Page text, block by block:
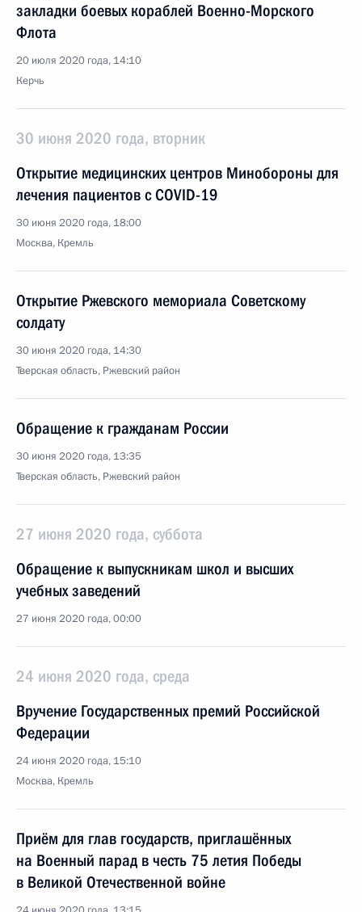
закладки боевых кораблей Военно-Морского
Флота
20 июля 2020 года, 14:10
Керчь
30 июня 2020 года, вторник
Открытие медицинских центров Минобороны для
лечения пациентов с COVID-19
30 июня 2020 года, 18:00
Москва, Кремль
Открытие Ржевского мемориала Советскому
солдату
30 июня 2020 года, 14:30
Тверская область, Ржевский район
Обращение к гражданам России
30 июня 2020 года, 13:35
Тверская область, Ржевский район
27 июня 2020 года, суббота
Обращение к выпускникам школ и высших
учебных заведений
27 июня 2020 года, 00:00
24 июня 2020 года, среда
Вручение Государственных премий Российской
Федерации
24 июня 2020 года, 15:10
Москва, Кремль
Приём для глав государств, приглашённых
на Военный парад в честь 75 летия Победы
в Великой Отечественной войне